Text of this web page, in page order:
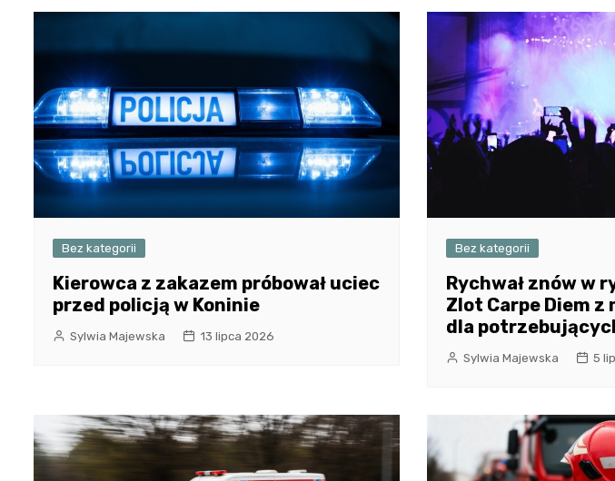
Bez kategorii
Kierowca z zakazem próbował uciec
przed policją w Koninie
Sylwia Majewska 13 lipca 2026
Bez kategorii
Rychwał znów w
Zlot Carpe Diem z
dla
Sylwia Majewska 5